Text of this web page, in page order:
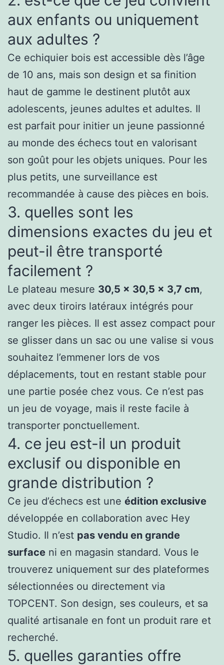
aux enfants ou uniquement
aux adultes ?
Ce echiquier bois est accessible dès l’âge
de 10 ans, mais son design et sa finition
haut de gamme le destinent plutôt aux
adolescents, jeunes adultes et adultes. Il
est parfait pour initier un jeune passionné
au monde des échecs tout en valorisant
son goût pour les objets uniques. Pour les
plus petits, une surveillance est
recommandée à cause des pièces en bois.
3. quelles sont les
dimensions exactes du jeu et
peut-il être transporté
facilement ?
Le plateau mesure 30,5 x 30,5 x 3,7 cm,
avec deux tiroirs latéraux intégrés pour
ranger les pièces. Il est assez compact pour
se glisser dans un sac ou une valise si vous
souhaitez l’emmener lors de vos
déplacements, tout en restant stable pour
une partie posée chez vous. Ce n’est pas
un jeu de voyage, mais il reste facile à
transporter ponctuellement.
4. ce jeu est-il un produit
exclusif ou disponible en
grande distribution ?
Ce jeu d’échecs est une édition exclusive
développée en collaboration avec Hey
Studio. Il n’est pas vendu en grande
surface ni en magasin standard. Vous le
trouverez uniquement sur des plateformes
sélectionnées ou directement via
TOPCENT. Son design, ses couleurs, et sa
qualité artisanale en font un produit rare et
recherché.
5. quelles garanties offre